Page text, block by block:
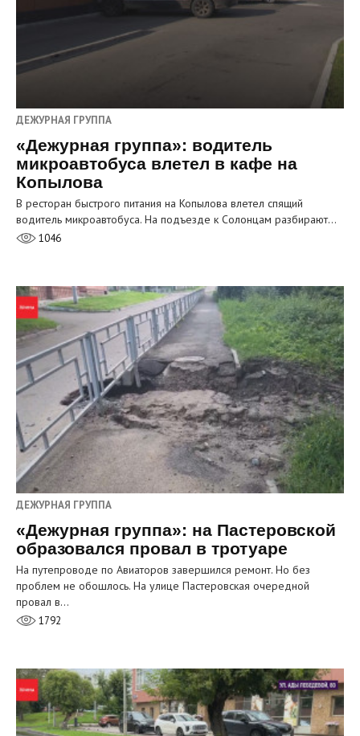
ДЕЖУРНАЯ ГРУППА
«Дежурная группа»: водитель
микроавтобуса влетел в кафе на
Копылова
В ресторан быстрого питания на Копылова влетел спящий
водитель микроавтобуса. На подъезде к Солонцам разбирают…
1046
ДЕЖУРНАЯ ГРУППА
«Дежурная группа»: на Пастеровской
образовался провал в тротуаре
На путепроводе по Авиаторов завершился ремонт. Но без
проблем не обошлось. На улице Пастеровская очередной
провал в…
1792